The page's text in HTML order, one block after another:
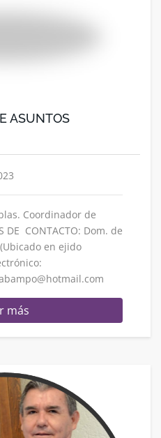
ASUNTOS
Coordinador de
DE CONTACTO: Dom. de
en ejido
más